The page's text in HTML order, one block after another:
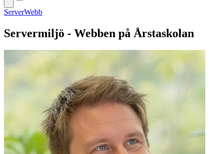
ServerWebb
Servermiljö - Webben på Årstaskolan